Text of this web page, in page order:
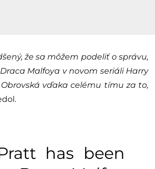
že sa môžem podeliť o správu,
Malfoya v novom seriáli Harry
vďaka celému tímu za to,
has been